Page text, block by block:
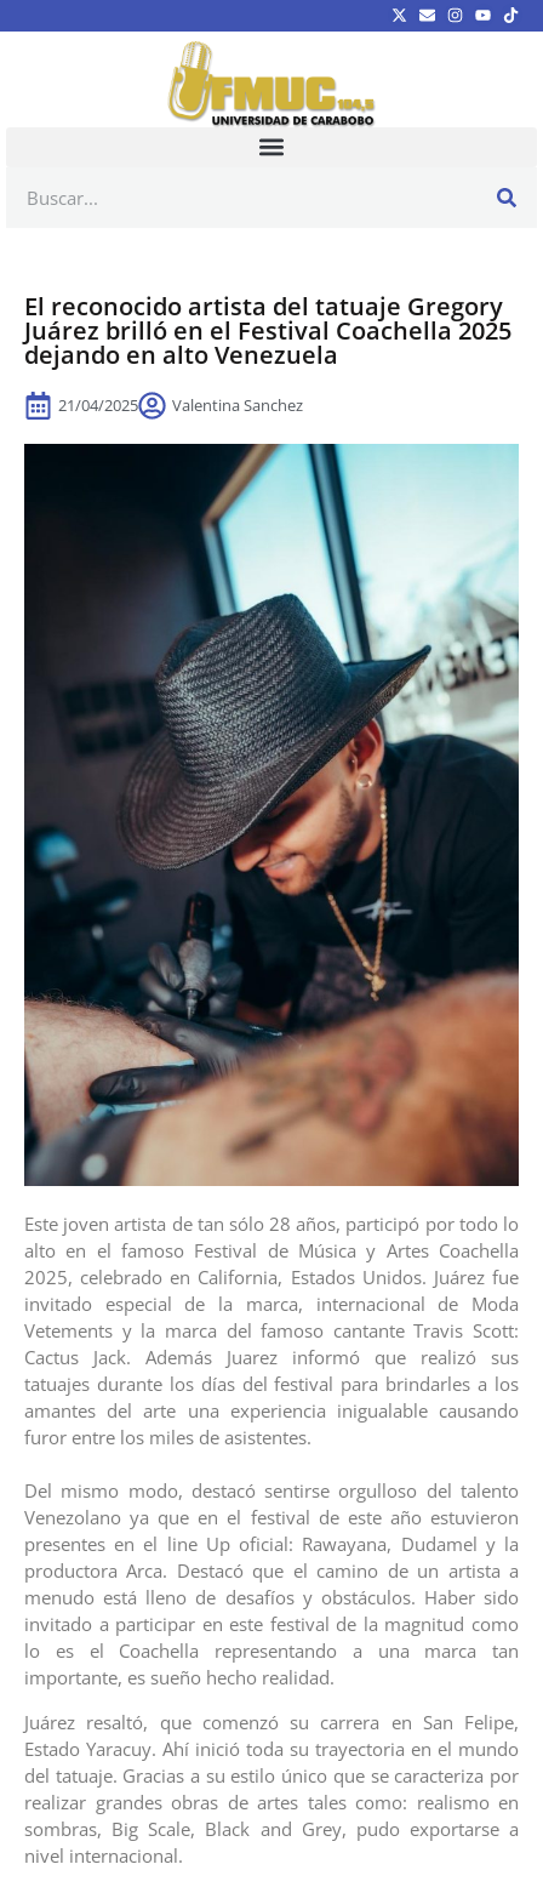
El reconocido artista del tatuaje Gregory
Juárez brilló en el Festival Coachella 2025
dejando en alto Venezuela
21/04/2025 Valentina Sanchez
Este joven artista de tan sólo 28 años, participó por todo lo
alto en el famoso Festival de Música y Artes Coachella
2025, celebrado en California, Estados Unidos. Juárez fue
invitado especial de la marca, internacional de Moda
Vetements y la marca del famoso cantante Travis Scott:
Cactus Jack. Además Juarez informó que realizó sus
tatuajes durante los días del festival para brindarles a los
amantes del arte una experiencia inigualable causando
furor entre los miles de asistentes.
Del mismo modo, destacó sentirse orgulloso del talento
Venezolano ya que en el festival de este año estuvieron
presentes en el line Up oficial: Rawayana, Dudamel y la
productora Arca. Destacó que el camino de un artista a
menudo está lleno de desafíos y obstáculos. Haber sido
invitado a participar en este festival de la magnitud como
lo es el Coachella representando a una marca tan
importante, es sueño hecho realidad.
Juárez resaltó, que comenzó su carrera en San Felipe,
Estado Yaracuy. Ahí inició toda su trayectoria en el mundo
del tatuaje. Gracias a su estilo único que se caracteriza por
realizar grandes obras de artes tales como: realismo en
sombras, Big Scale, Black and Grey, pudo exportarse a
nivel internacional.